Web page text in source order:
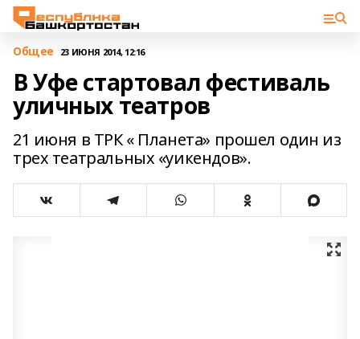
Общее 23 ИЮНЯ 2014, 12:16
В Уфе стартовал фестиваль
уличных театров
21 июня в ТРК « Планета» прошел один из
трех театральных «уикендов».